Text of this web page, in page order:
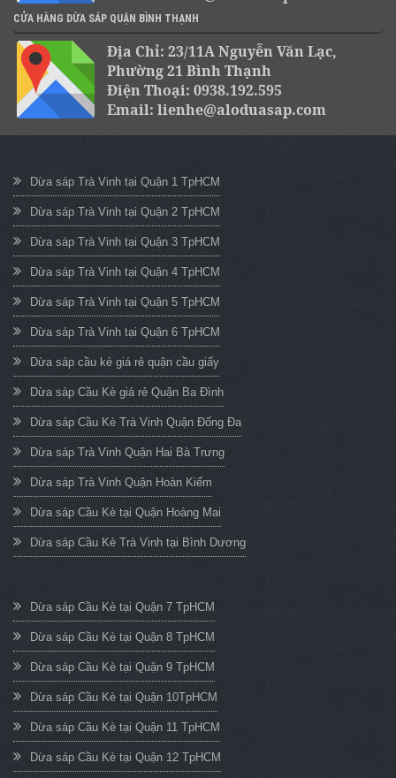
CỬA HÀNG DỪA SÁP QUẬN BÌNH THẠNH
Địa Chỉ: 23/11A Nguyễn Văn Lạc,
Phường 21 Bình Thạnh
Điện Thoại: 0938.192.595
Email: lienhe@aloduasap.com
Dừa sáp Trà Vinh tại Quận 1 TpHCM
Dừa sáp Trà Vinh tại Quận 2 TpHCM
Dừa sáp Trà Vinh tại Quận 3 TpHCM
Dừa sáp Trà Vinh tại Quận 4 TpHCM
Dừa sáp Trà Vinh tại Quận 5 TpHCM
Dừa sáp Trà Vinh tại Quận 6 TpHCM
Dừa sáp cầu kè giá rẻ quận cầu giấy
Dừa sáp Cầu Kè giá rẻ Quận Ba Đình
Dừa sáp Cầu Kè Trà Vinh Quận Đống Đa
Dừa sáp Trà Vinh Quận Hai Bà Trưng
Dừa sáp Trà Vinh Quận Hoàn Kiếm
Dừa sáp Cầu Kè tại Quận Hoàng Mai
Dừa sáp Cầu Kè Trà Vinh tại Bình Dương
Dừa sáp Cầu Kè tại Quận 7 TpHCM
Dừa sáp Cầu Kè tại Quận 8 TpHCM
Dừa sáp Cầu Kè tại Quận 9 TpHCM
Dừa sáp Cầu Kè tại Quận 10TpHCM
Dừa sáp Cầu Kè tại Quận 11 TpHCM
Dừa sáp Cầu Kè tại Quận 12 TpHCM